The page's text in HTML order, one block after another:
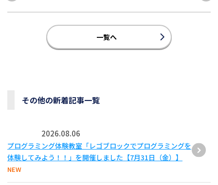
一覧へ
その他の新着記事一覧
2026.08.06
プログラミング体験教室「レゴブロックでプログラミングを
体験してみよう！！」を開催しました【7月31日（金）】
NEW